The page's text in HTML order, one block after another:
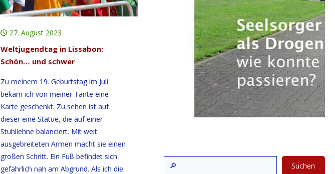
27. August 2023
Weltjugendtag in Lissabon:
Schön… und schwer
Zu meinem 19. Geburtstag im Juli
bekam ich von meiner Tante eine
Karte geschenkt. Zu sehen ist auf
dieser eine Statue, die auf einer
Stuhllehne balanciert. Mit weit
ausgebreiteten Armen macht sie einen
großen Schritt. Ein Fuß befindet sich
gefährlich nah am Abgrund. Als ich die
Suchen